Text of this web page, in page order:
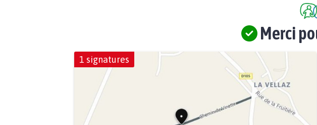
Merci
1 signatures